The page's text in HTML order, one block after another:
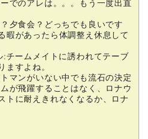
でのアレは。。。もう一度出直
夕食会？どっちでも良いです
暇があったら体調整え休息して
:チームメイトに誘われてテーブ
ますよね。
マンがいない中でも流石の決定
が飛躍することはなく、ロナウ
トに耐えきれなくなるか、ロナ